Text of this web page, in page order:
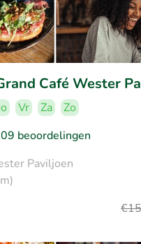
Café Wester
Vr Za
Zo
beoordelingen
Paviljoen
€15